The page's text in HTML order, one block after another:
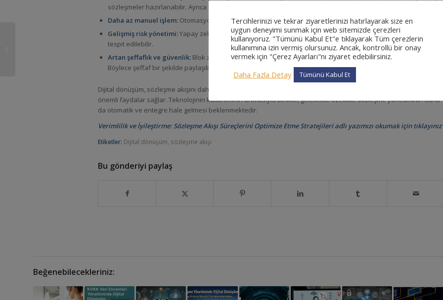
sözleşmeler hazırlanabilir. Ayrıca imzalanabilir.
Daha az manuel işlem: Otomasyon, insan hatası riskini azaltır ve zamandan tasarruf sağlar.
Gelişmiş risk yönetimi:Yapay zekâ ve veri analizi ile sözleşmelerde yer alan riskler daha proaktif bir şekilde
tespit edilebilir.
Artan şeffaflık ve güvenlik: Blok zinciri gibi teknolojiler, sözleşmelerle ilgili tüm bilgilerin güvenli olasını sağlar.
Böylece şeffaf bir şekilde paylaşılmasını sağlar.
Dijital dönüşüm, sözleşme akışını daha verimli, daha az riskli ve daha güvenli hale getirir. Bu sayede işletmelere
önemli faydalar sağlar. Teknolojinin kullanımının artmasıyla birlikte, gelecekte özellikle sözleşme yönetiminin daha
da otomatik ve entegre hale gelmesi beklenmektedir.
Verimlilik ve İyileştirme: Sözleşme Akışı Süreçlerini Optimize Etme Stratejileriadlı yazımızı okumak için tıklayınız
Etiketler: Dijital dönüşüm, sözleşme akışı
Bu gönderiyi paylaş
Beğenebilecekleriniz:
Tercihlerinizi ve tekrar ziyaretlerinizi hatırlayarak size en
uygun deneyimi sunmak için web sitemizde çerezleri
kullanıyoruz. "Tümünü Kabul Et"e tıklayarak Tüm çerezlerin
kullanımına izin vermiş olursunuz. Ancak, kontrollü bir onay
vermek için "Çerez Ayarları"nı ziyaret edebilirsiniz.
Daha Fazla Detay
Tümünü Kabul Et